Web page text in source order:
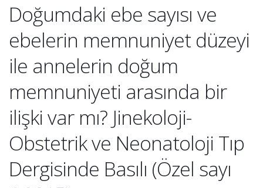
Doğumdaki ebe sayısı ve
ebelerin memnuniyet düzeyi
ile annelerin doğum
memnuniyeti arasında bir
ilişki var mı? Jinekoloji-
Obstetrik ve Neonatoloji Tıp
Dergisinde Basılı (Özel sayı